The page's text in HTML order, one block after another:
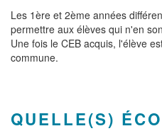
Les 1ère et 2ème années
permettre aux élèves qui n'en
Une fois le CEB acquis, l'élève
commune.
QUELLE(S)